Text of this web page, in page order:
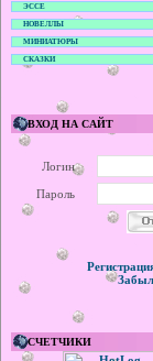
ЭССЕ
НОВЕЛЛЫ
МИНИАТЮРЫ
СКАЗКИ
ВХОД НА САЙТ
Логин
Пароль
СЧЕТЧИКИ